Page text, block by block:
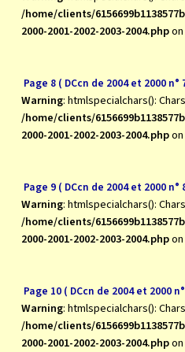
/home/clients/
2000-2001-2002-2003-2004.php
Page 8 ( DCcn de 2004 et 2000 n°
Warning: htmlspecialchars():
/home/clients/
2000-2001-2002-2003-2004.php
Page 9 ( DCcn de 2004 et 2000 n°
Warning: htmlspecialchars():
/home/clients/
2000-2001-2002-2003-2004.php
Page 10 ( DCcn de 2004 et 2000
Warning: htmlspecialchars():
/home/clients/
2000-2001-2002-2003-2004.php